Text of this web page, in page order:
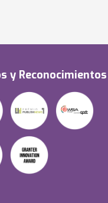
y Reconocimientos